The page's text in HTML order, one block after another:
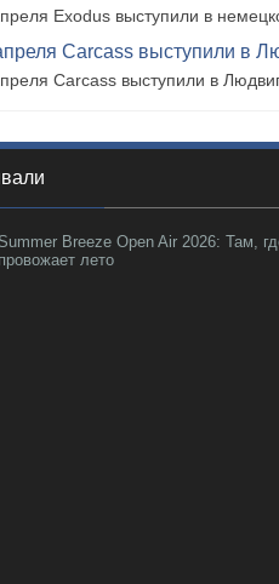
Exodus выступили в
Carcass выступили в
Carcass выступили в
Summer Breeze Open Air 2026: Там,
провожает лето